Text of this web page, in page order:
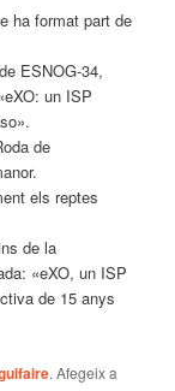
ha format part de
ESNOG-34,
un ISP
de
els reptes
de la
«eXO, un ISP
de 15 anys
. Afegeix a